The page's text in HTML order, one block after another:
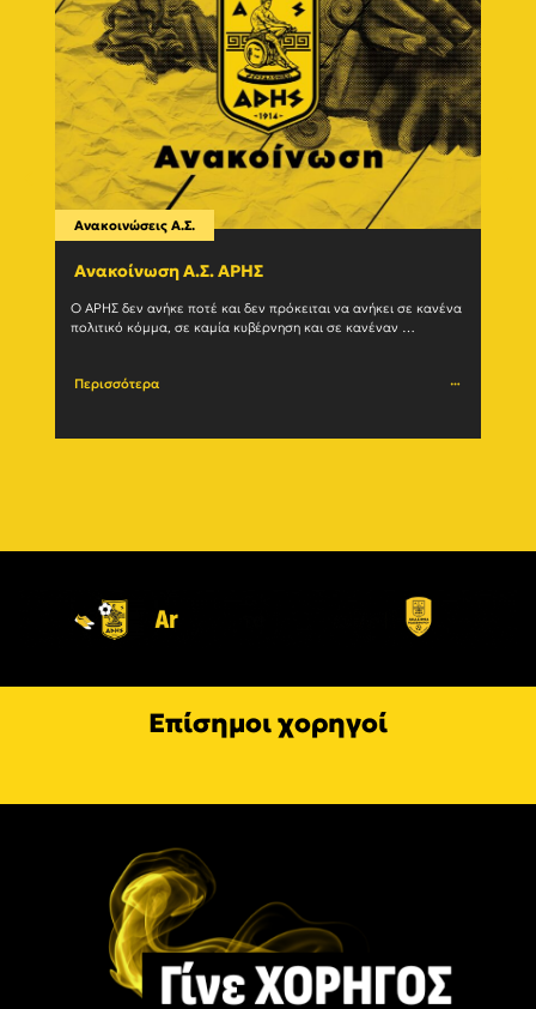
Ανακοινώσεις Α.Σ.
Ανακοίνωση Α.Σ. ΑΡΗΣ
Ο ΑΡΗΣ δεν ανήκε ποτέ και δεν πρόκειται να ανήκει σε κανένα
πολιτικό κόμμα, σε καμία κυβέρνηση και σε κανέναν
Περισσότερα
Επίσημοι χορηγοί